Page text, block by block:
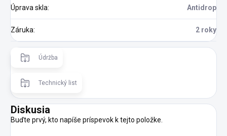
Úprava skla: Antidrop
Záruka: 2 roky
Údržba
Technický list
Diskusia
Buďte prvý, kto napíše príspevok k tejto položke.